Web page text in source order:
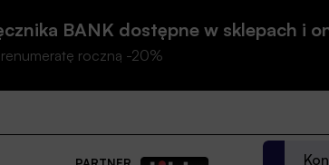
BANK dostępne w sklepach i
roczną -20%